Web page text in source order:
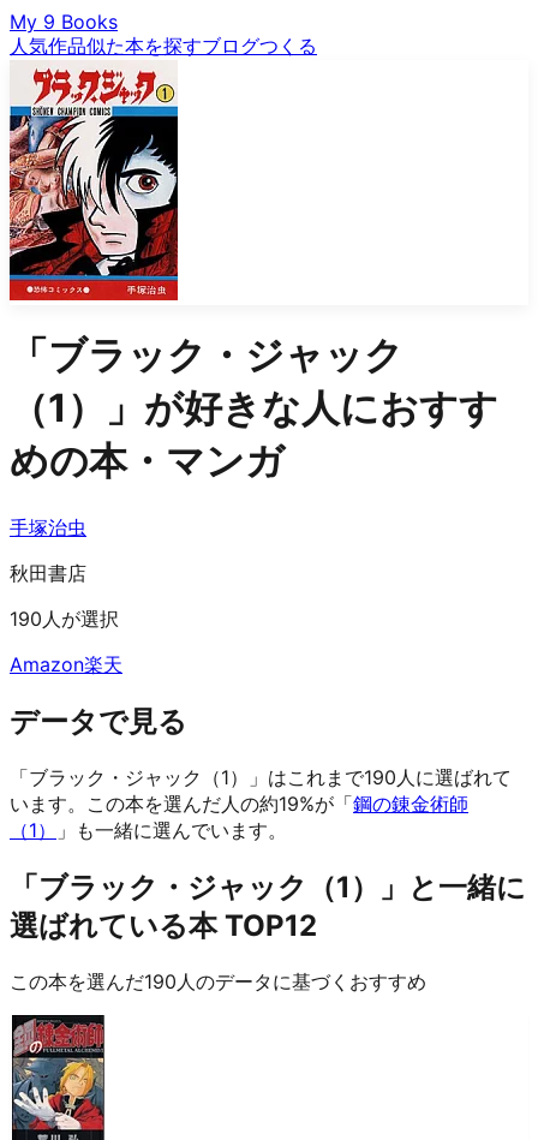
My 9 Books
人気作品似た本を探すブログつくる
「ブラック・ジャック
（1）
」が好きな人におすす
めの本・マンガ
手塚治虫
秋田書店
190人が選択
Amazon楽天
データで見る
「ブラック・ジャック（1）」はこれまで190人に選ばれて
います。 この本を選んだ人の約19%が「鋼の錬金術師
（1）
」も一緒に選んでいます。
「ブラック・ジャック（1）」と一緒に
選ばれている本 TOP12
この本を選んだ190人のデータに基づくおすすめ